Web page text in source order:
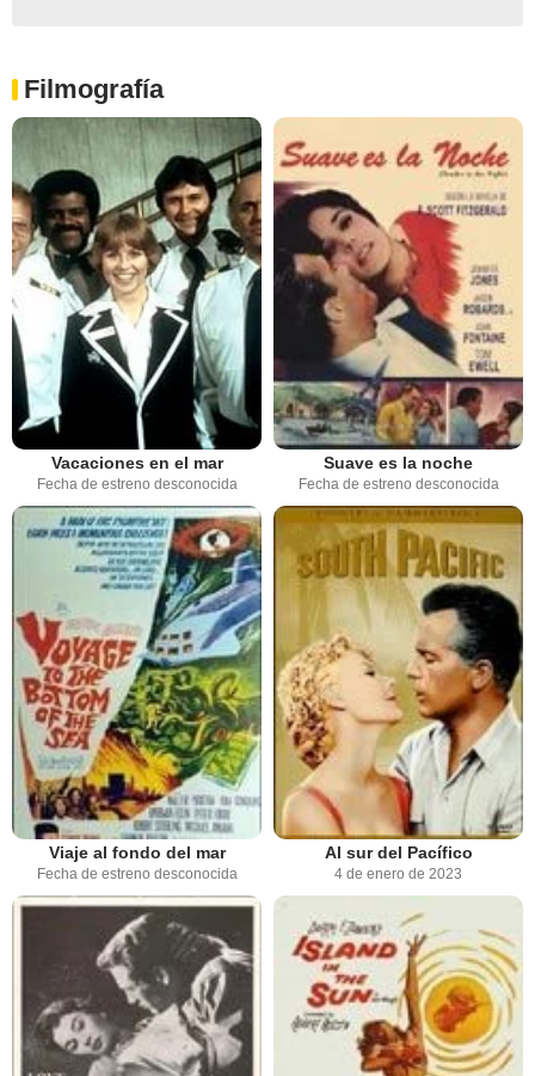
Filmografía
Vacaciones en el mar
Fecha de estreno desconocida
Suave es la noche
Fecha de estreno desconocida
Viaje al fondo del mar
Fecha de estreno desconocida
Al sur del Pacífico
4 de enero de 2023